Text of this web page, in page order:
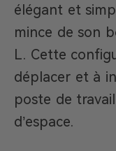
élégant et
mince de son
L. Cette
déplacer et à
poste de
d’espace.